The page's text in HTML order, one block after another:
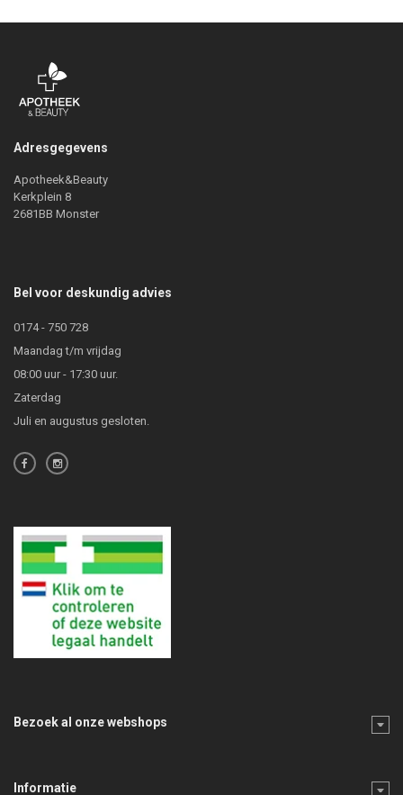
Adresgegevens
Apotheek&Beauty
Kerkplein 8
2681BB Monster
Bel voor deskundig advies
0174 - 750 728
Maandag t/m vrijdag
08:00 uur - 17:30 uur.
Zaterdag
Juli en augustus gesloten.
Bezoek al onze webshops
Informatie